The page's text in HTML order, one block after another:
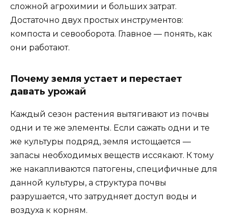
сложной агрохимии и больших затрат.
Достаточно двух простых инструментов:
компоста и севооборота. Главное — понять, как
они работают.
Почему земля устает и перестает
давать урожай
Каждый сезон растения вытягивают из почвы
одни и те же элементы. Если сажать одни и те
же культуры подряд, земля истощается —
запасы необходимых веществ иссякают. К тому
же накапливаются патогены, специфичные для
данной культуры, а структура почвы
разрушается, что затрудняет доступ воды и
воздуха к корням.